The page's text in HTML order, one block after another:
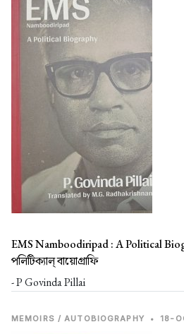
EMS Namboodiripad : A Political
পলিটিক্যাল্ বায়োগ্রাফি
- P Govinda Pillai
MEMOIRS / AUTOBIOGRAPHY • 18-